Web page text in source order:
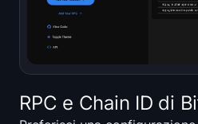
RPC e Chain ID di